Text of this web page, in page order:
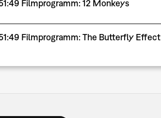
Filmprogramm: 12 Monkeys
Filmprogramm: The Butterfly Effect